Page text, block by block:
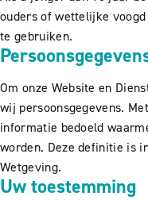
ouders of wettelijke
te gebruiken.
Om onze Website en
wij persoonsgegevens.
informatie bedoeld
worden. Deze definitie is
Wetgeving.
Uw toestemming